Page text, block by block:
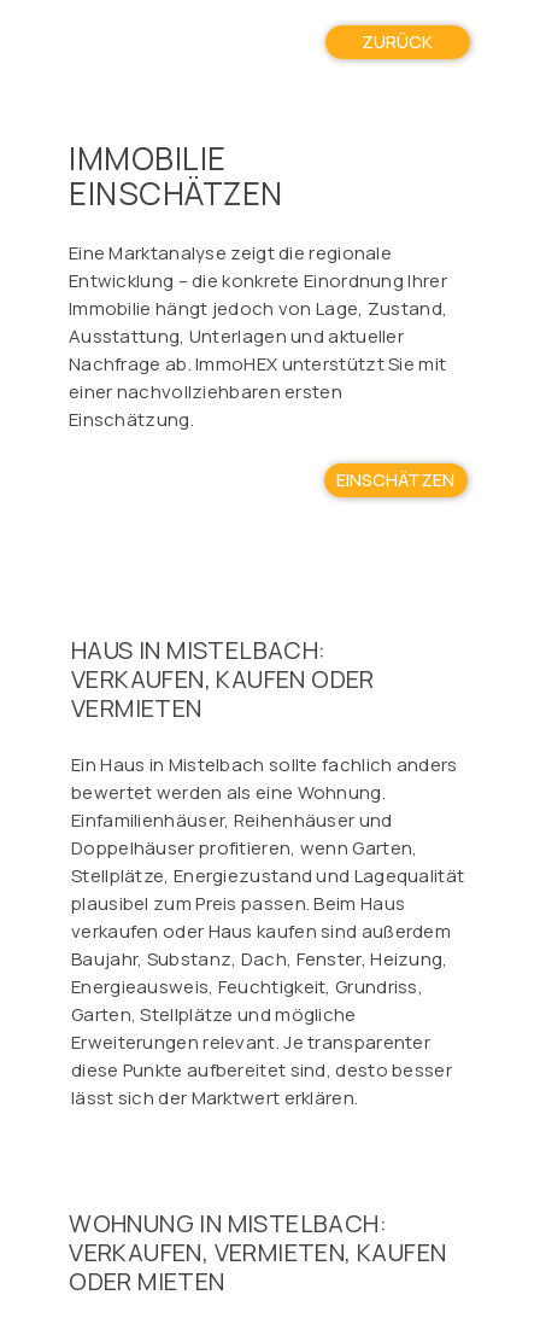
ZURÜCK
IMMOBILIE
EINSCHÄTZEN
Eine Marktanalyse zeigt die regionale
Entwicklung – die konkrete Einordnung Ihrer
Immobilie hängt jedoch von Lage, Zustand,
Ausstattung, Unterlagen und aktueller
Nachfrage ab. ImmoHEX unterstützt Sie mit
einer nachvollziehbaren ersten
Einschätzung.
EINSCHÄTZEN
HAUS IN MISTELBACH:
VERKAUFEN, KAUFEN ODER
VERMIETEN
Ein Haus in Mistelbach sollte fachlich anders
bewertet werden als eine Wohnung.
Einfamilienhäuser, Reihenhäuser und
Doppelhäuser profitieren, wenn Garten,
Stellplätze, Energiezustand und Lagequalität
plausibel zum Preis passen. Beim Haus
verkaufen oder Haus kaufen sind außerdem
Baujahr, Substanz, Dach, Fenster, Heizung,
Energieausweis, Feuchtigkeit, Grundriss,
Garten, Stellplätze und mögliche
Erweiterungen relevant. Je transparenter
diese Punkte aufbereitet sind, desto besser
lässt sich der Marktwert erklären.
WOHNUNG IN MISTELBACH:
VERKAUFEN, VERMIETEN, KAUFEN
ODER MIETEN